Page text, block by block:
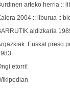
arteko herria ::
2004 :: liburua ::
aldizkaria
Euskal preso
etorri!